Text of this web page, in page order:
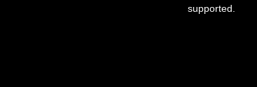
supported.